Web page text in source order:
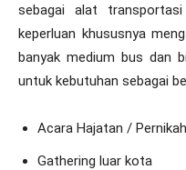
sebagai alat
keperluan khususnya
banyak medium bus dan
untuk kebutuhan sebagai
Acara Hajatan /
Gathering luar kota